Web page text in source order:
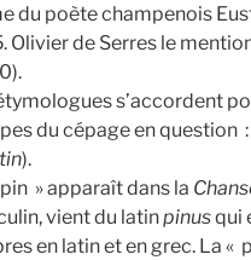
du poète champenois
Olivier de Serres le
s’accordent
du cépage en question
).
» apparaît dans la
vient du latinpinusqui
en latin et en grec. La